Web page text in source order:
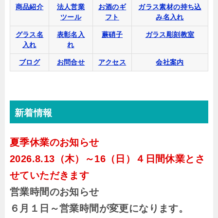
商品紹介
法人営業
ツール
お酒のギ
フト
ガラス素材の持ち込
み名入れ
グラス名
入れ
表彰名入
れ
蕨硝子 ガラス彫刻教室
ブログ お問合せ アクセス 会社案内
新着情報
夏季休業のお知らせ
2026.8.13（木）～16（日）４日間休業とさ
せていただきます
営業時間のお知らせ
６月１日～営業時間が変更になります。